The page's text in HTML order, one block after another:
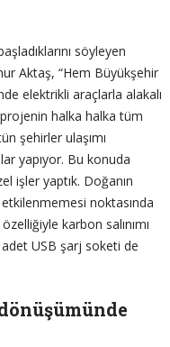
söyleyen
Aktaş, “Hem Büyükşehir
elektrikli araçlarla alakalı
halka halka tüm
şehirler ulaşımı
yapıyor. Bu konuda
işler yaptık. Doğanın
noktasında
karbon salınımı
USB şarj soketi de